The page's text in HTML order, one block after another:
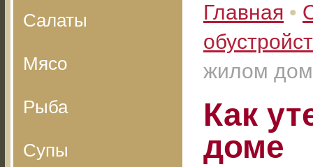
Салаты
Мясо
Рыба
Супы
Главная •
жилом
Как
доме